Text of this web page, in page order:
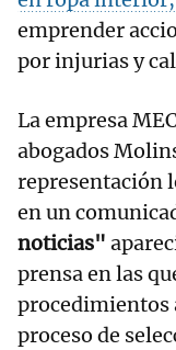
emprender
por injurias y
La empresa
abogados
representación
en un
noticias"
prensa en las
procedimientos
proceso de